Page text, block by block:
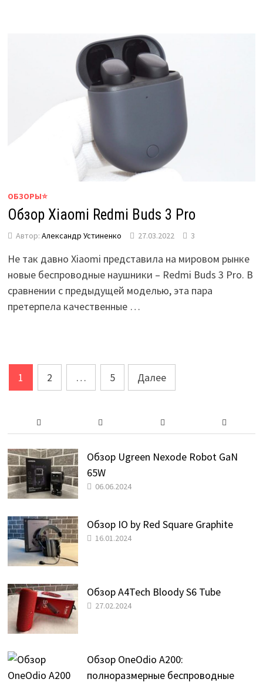
ОБЗОРЫ⭐
Обзор Xiaomi Redmi Buds 3 Pro
Автор: Александр Устиненко 27.03.2022 3
Не так давно Xiaomi представила на мировом рынке
новые беспроводные наушники – Redmi Buds 3 Pro. В
сравнении с предыдущей моделью, эта пара
претерпела качественные …
Пагинация
записей
1 2 … 5 Далее
Обзор Ugreen Nexode Robot GaN
65W
06.06.2024
Обзор IO by Red Square Graphite
16.01.2024
Обзор A4Tech Bloody S6 Tube
27.02.2024
Обзор OneOdio A200:
полноразмерные беспроводные